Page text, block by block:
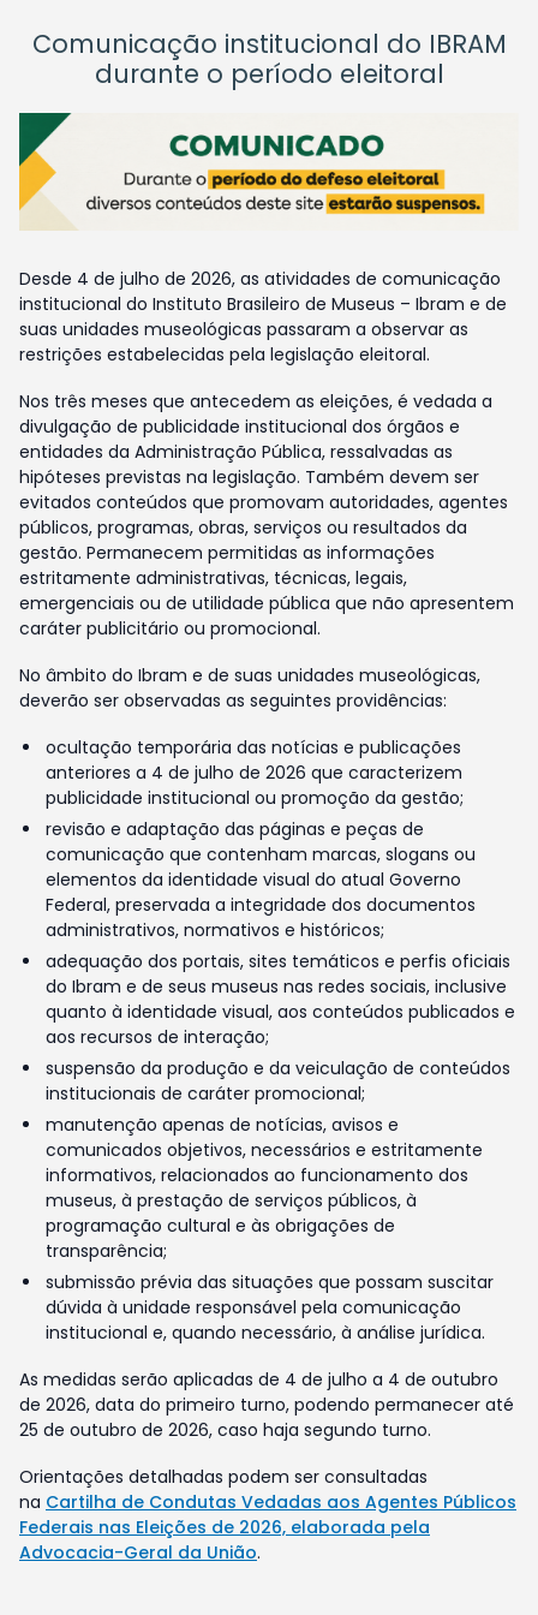
Comunicação institucional do IBRAM
durante o período eleitoral
Desde 4 de julho de 2026, as atividades de comunicação
institucional do Instituto Brasileiro de Museus – Ibram e de
suas unidades museológicas passaram a observar as
restrições estabelecidas pela legislação eleitoral.
Nos três meses que antecedem as eleições, é vedada a
divulgação de publicidade institucional dos órgãos e
entidades da Administração Pública, ressalvadas as
hipóteses previstas na legislação. Também devem ser
evitados conteúdos que promovam autoridades, agentes
públicos, programas, obras, serviços ou resultados da
gestão. Permanecem permitidas as informações
estritamente administrativas, técnicas, legais,
emergenciais ou de utilidade pública que não apresentem
caráter publicitário ou promocional.
No âmbito do Ibram e de suas unidades museológicas,
deverão ser observadas as seguintes providências:
ocultação temporária das notícias e publicações
anteriores a 4 de julho de 2026 que caracterizem
publicidade institucional ou promoção da gestão;
revisão e adaptação das páginas e peças de
comunicação que contenham marcas, slogans ou
elementos da identidade visual do atual Governo
Federal, preservada a integridade dos documentos
administrativos, normativos e históricos;
adequação dos portais, sites temáticos e perfis oficiais
do Ibram e de seus museus nas redes sociais, inclusive
quanto à identidade visual, aos conteúdos publicados e
aos recursos de interação;
suspensão da produção e da veiculação de conteúdos
institucionais de caráter promocional;
manutenção apenas de notícias, avisos e
comunicados objetivos, necessários e estritamente
informativos, relacionados ao funcionamento dos
museus, à prestação de serviços públicos, à
programação cultural e às obrigações de
transparência;
submissão prévia das situações que possam suscitar
dúvida à unidade responsável pela comunicação
institucional e, quando necessário, à análise jurídica.
As medidas serão aplicadas de 4 de julho a 4 de outubro
de 2026, data do primeiro turno, podendo permanecer até
25 de outubro de 2026, caso haja segundo turno.
Orientações detalhadas podem ser consultadas
na Cartilha de Condutas Vedadas aos Agentes Públicos
Federais nas Eleições de 2026, elaborada pela
Advocacia-Geral da União.